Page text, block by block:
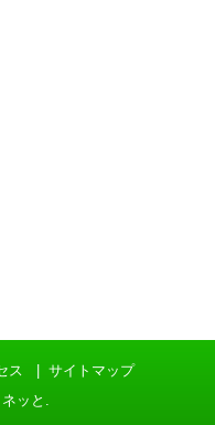
ス
サイトマップ
ッと .